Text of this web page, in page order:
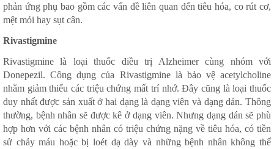
phản ứng phụ bao gồm các vấn đề liên quan đến tiêu hóa, co rút cơ,
mệt mỏi hay sụt cân.
Rivastigmine
Rivastigmine là loại thuốc điều trị Alzheimer cùng nhóm với
Donepezil. Công dụng của Rivastigmine là bảo vệ acetylcholine
nhằm giảm thiểu các triệu chứng mất trí nhớ. Đây cũng là loại thuốc
duy nhất được sản xuất ở hai dạng là dạng viên và dạng dán. Thông
thường, bệnh nhân sẽ được kê ở dạng viên. Nhưng dạng dán sẽ phù
hợp hơn với các bệnh nhân có triệu chứng nặng về tiêu hóa, có tiền
sử chảy máu hoặc bị loét dạ dày và những bệnh nhân không thể